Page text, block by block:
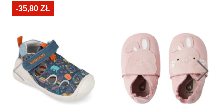
-35,80 ZŁ